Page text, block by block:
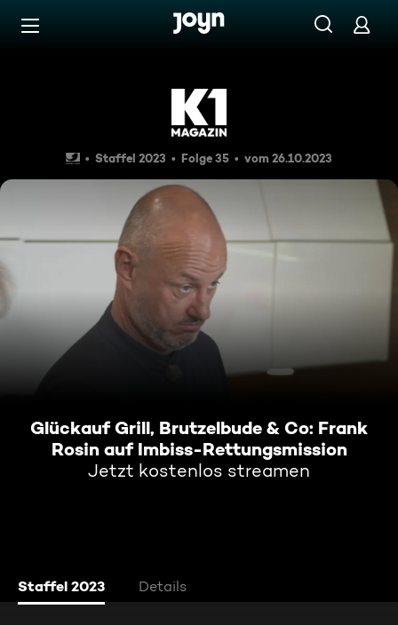
Zum Inhalt springen
Glückauf Grill, Brutzelbude
Staffel 2023 Folge 35 vom 26.10.2023
Glückauf Grill, Brutzelbude & Co: Frank
Rosin auf Imbiss-Rettungsmission
Jetzt kostenlos streamen
Staffel 2023 Details